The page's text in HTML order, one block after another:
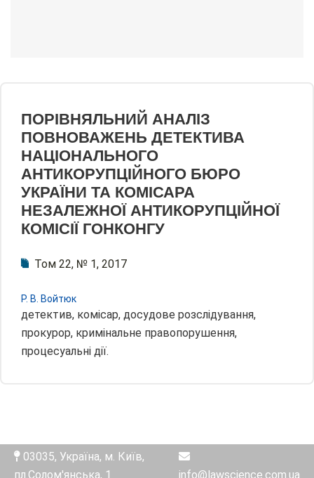
ПОРІВНЯЛЬНИЙ АНАЛІЗ
ПОВНОВАЖЕНЬ ДЕТЕКТИВА
НАЦІОНАЛЬНОГО
АНТИКОРУПЦІЙНОГО БЮРО
УКРАЇНИ ТА КОМІСАРА
НЕЗАЛЕЖНОЇ АНТИКОРУПЦІЙНОЇ
КОМІСІЇ ГОНКОНГУ
Том 22, № 1, 2017
Р. В. Войтюк
детектив, комісар, досудове розслідування,
прокурор, кримінальне правопорушення,
процесуальні дії.
03035, Україна, м. Київ,
пл.Солом'янська, 1
info@lawscience.com.ua